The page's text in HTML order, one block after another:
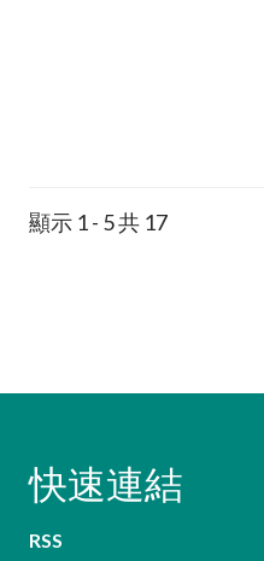
顯示 1 - 5 共 17
快速連結
RSS